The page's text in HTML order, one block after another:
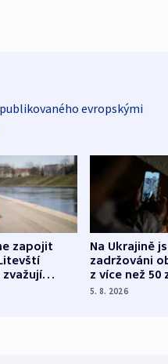
evropskými
zapojit
o
Na Ukrajině
zadržováni
z více než 50
Bojovali na
5. 8. 2026